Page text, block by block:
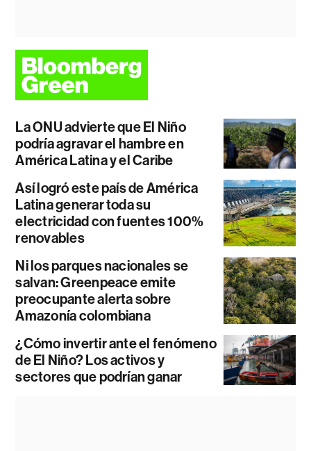
La ONU advierte que El Niño
podría agravar el hambre en
América Latina y el Caribe
Así logró este país de América
Latina generar toda su
electricidad con fuentes 100%
renovables
Ni los parques nacionales se
salvan: Greenpeace emite
preocupante alerta sobre
Amazonía colombiana
¿Cómo invertir ante el fenómeno
de El Niño? Los activos y
sectores que podrían ganar